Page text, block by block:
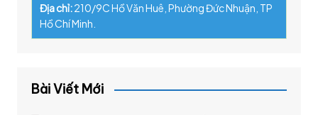
Địa chỉ:210/9C Hồ Văn Huê, Phường Đức Nhuận, TP
Hồ Chí Minh.
Bài Viết Mới